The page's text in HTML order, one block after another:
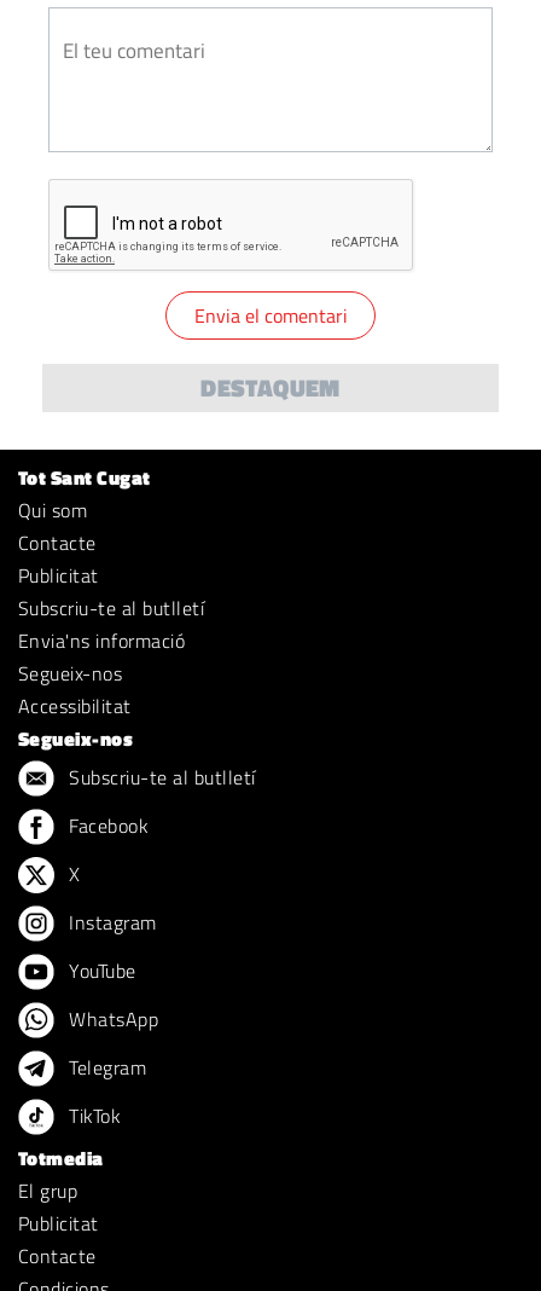
DESTAQUEM
Tot Sant Cugat
Qui som
Contacte
Publicitat
Subscriu-te al butlletí
Envia'ns informació
Segueix-nos
Accessibilitat
Segueix-nos
Subscriu-te al butlletí
Facebook
X
Instagram
YouTube
WhatsApp
Telegram
TikTok
Totmedia
El grup
Publicitat
Contacte